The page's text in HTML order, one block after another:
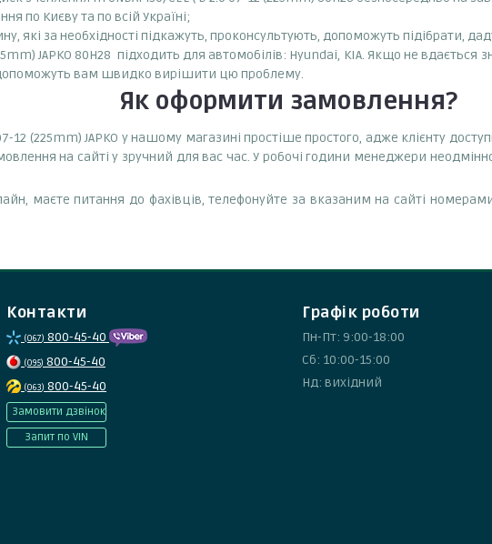
по Києву та по всій Україні;
які за необхідності підкажуть, проконсультують, допоможуть підібрати,
JAPKO 80H28 підходить для автомобілів: Hyundai, KIA. Якщо не вдається
вам швидко вирішити цю проблему.
Як оформити замовлення?
12 (225mm) JAPKO у нашому магазині простіше простого, адже клієнту
на сайті у зручний для вас час. У робочі години менеджери
маєте питання до фахівців, телефонуйте за вказаним на сайті
Контакти
(067) 800-45-40
(095) 800-45-40
(063) 800-45-40
Замовити дзвінок
Запит по VIN
Графік роботи
Пн-Пт: 9:00-18:00
Сб: 10:00-15:00
Нд: вихідний